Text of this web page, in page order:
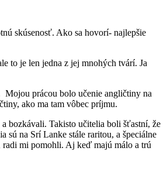
skúsenosť. Ako sa hovorí- najlepšie
to je len jedna z jej mnohých tvárí. Ja
Mojou prácou bolo učenie angličtiny na
ako ma tam vôbec príjmu.
bozkávali. Takisto učitelia boli šťastní, že
na Srí Lanke stále raritou, a špeciálne
mi pomohli. Aj keď majú málo a trú